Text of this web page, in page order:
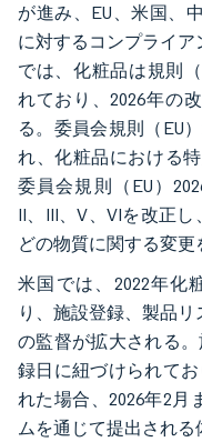
が進み、EU、米国、
に対するコンプライ
では、化粧品は規則
れており、2026年の
る。委員会規則（EU
れ、化粧品における
委員会規則（EU）
II、III、V、VIを改正
どの物質に関する変更
米国では、2022年化
り、施設登録、製品
の監督が拡大される
録日に紐づけられて
れた場合、2026年2月
ムを通じて提出され